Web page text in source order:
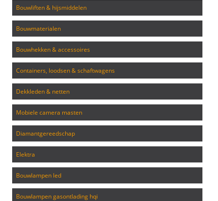
bouwliften & hijsmiddelen
bouwmaterialen
bouwhekken & accessoires
containers, loodsen & schaftwagens
dekkleden & netten
mobiele camera masten
diamantgereedschap
elektra
bouwlampen led
bouwlampen gasontlading hqi